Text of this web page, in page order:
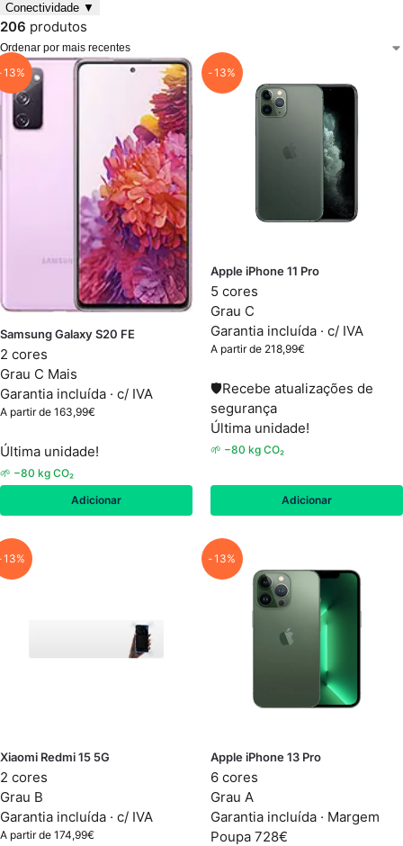
Conectividade ▼
206 produtos
Samsung Galaxy S20 FE
2 cores
Grau C Mais
Garantia incluída · c/ IVA
A partir de 163,99€
Última unidade!
🌱 −80 kg CO₂
Adicionar
-13%
Apple iPhone 11 Pro
5 cores
Grau C
Garantia incluída · c/ IVA
A partir de 218,99€
🛡Recebe atualizações de
segurança
Última unidade!
🌱 −80 kg CO₂
Adicionar
Xiaomi Redmi 15 5G
2 cores
Grau B
Garantia incluída · c/ IVA
A partir de 174,99€
-13%
Apple iPhone 13 Pro
6 cores
Grau A
Garantia incluída · Margem
Poupa 728€